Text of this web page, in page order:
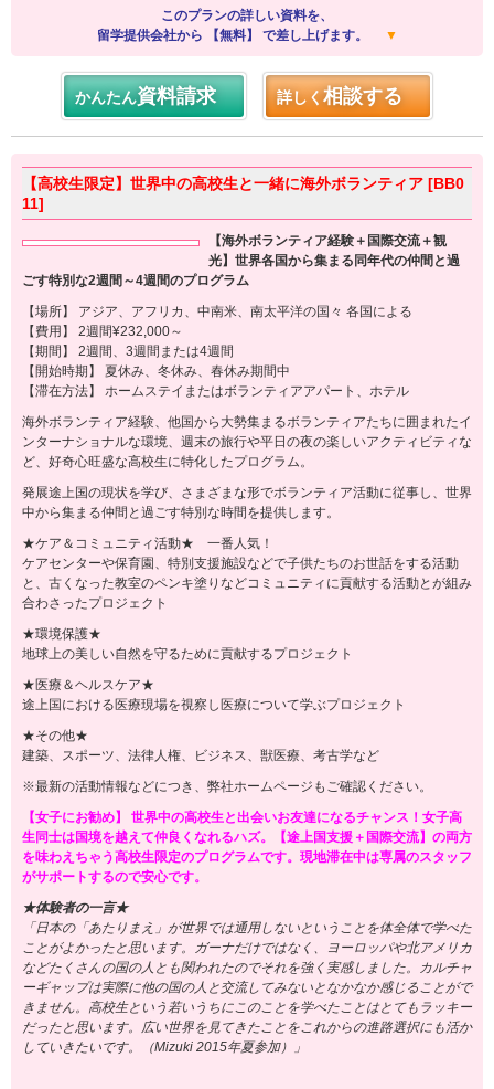
このプランの詳しい資料を、
留学提供会社から 【無料】 で差し上げます。
▼
かんたん資料請求 詳しく相談する
【高校生限定】世界中の高校生と一緒に海外ボランティア [BB0
11]
【海外ボランティア経験＋国際交流＋観
光】世界各国から集まる同年代の仲間と過
ごす特別な2週間～4週間のプログラム
【場所】 アジア、アフリカ、中南米、南太平洋の国々 各国による
【費用】 2週間¥232,000～
【期間】 2週間、3週間または4週間
【開始時期】 夏休み、冬休み、春休み期間中
【滞在方法】 ホームステイまたはボランティアアパート、ホテル
海外ボランティア経験、他国から大勢集まるボランティアたちに囲まれたイ
ンターナショナルな環境、週末の旅行や平日の夜の楽しいアクティビティな
ど、好奇心旺盛な高校生に特化したプログラム。
発展途上国の現状を学び、さまざまな形でボランティア活動に従事し、世界
中から集まる仲間と過ごす特別な時間を提供します。
★ケア＆コミュニティ活動★ 一番人気！
ケアセンターや保育園、特別支援施設などで子供たちのお世話をする活動
と、古くなった教室のペンキ塗りなどコミュニティに貢献する活動とが組み
合わさったプロジェクト
★環境保護★
地球上の美しい自然を守るために貢献するプロジェクト
★医療＆ヘルスケア★
途上国における医療現場を視察し医療について学ぶプロジェクト
★その他★
建築、スポーツ、法律人権、ビジネス、獣医療、考古学など
※最新の活動情報などにつき、弊社ホームページもご確認ください。
【女子にお勧め】 世界中の高校生と出会いお友達になるチャンス！女子高
生同士は国境を越えて仲良くなれるハズ。【途上国支援＋国際交流】の両方
を味わえちゃう高校生限定のプログラムです。現地滞在中は専属のスタッフ
がサポートするので安心です。
★体験者の一言★
「日本の「あたりまえ」が世界では通用しないということを体全体で学べた
ことがよかったと思います。ガーナだけではなく、ヨーロッパや北アメリカ
などたくさんの国の人とも関われたのでそれを強く実感しました。カルチャ
ーギャップは実際に他の国の人と交流してみないとなかなか感じることがで
きません。高校生という若いうちにこのことを学べたことはとてもラッキー
だったと思います。広い世界を見てきたことをこれからの進路選択にも活か
していきたいです。（Mizuki 2015年夏参加）」